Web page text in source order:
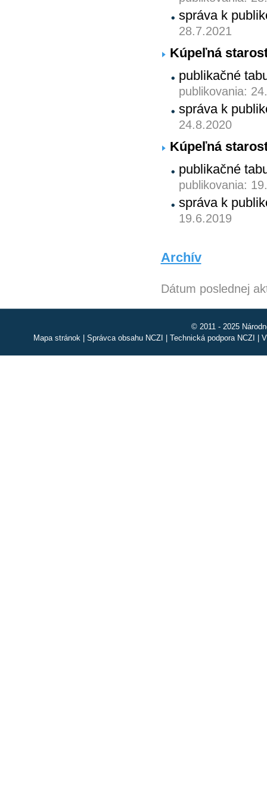
správa k
28.7.2021
Kúpeľná
publikačné
publikovania:
správa k
24.8.2020
Kúpeľná
publikačné
publikovania:
správa k
19.6.2019
Archív
Dátum poslednej
© 2011 - 2025
Mapa stránok| Správca obsahu NCZI Technická podpora NCZI